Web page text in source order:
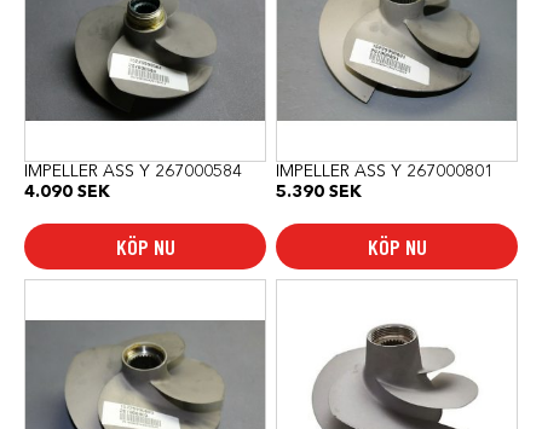
IMPELLER ASS Y 267000584
4.090 SEK
KÖP NU
IMPELLER ASS Y 267000801
5.390 SEK
KÖP NU